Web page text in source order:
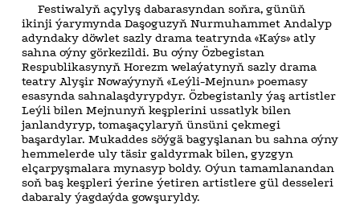
Festiwalyň açylyş dabarasyndan soňra, günüň
ikinji ýarymynda Daşoguzyň Nurmuhammet Andalyp
adyndaky döwlet sazly drama teatrynda «Kaýs» atly
sahna oýny görkezildi. Bu oýny Özbegistan
Respublikasynyň Horezm welaýatynyň sazly drama
teatry Alyşir Nowaýynyň «Leýli-Mejnun» poemasy
esasynda sahnalaşdyrypdyr. Özbegistanly ýaş artistler
Leýli bilen Mejnunyň keşplerini ussatlyk bilen
janlandyryp, tomaşaçylaryň ünsüni çekmegi
başardylar. Mukaddes söýgä bagyşlanan bu sahna oýny
hemmelerde uly täsir galdyrmak bilen, gyzgyn
elçarpyşmalara mynasyp boldy. Oýun tamamlanandan
soň baş keşpleri ýerine ýetiren artistlere gül desseleri
dabaraly ýagdaýda gowşuryldy.